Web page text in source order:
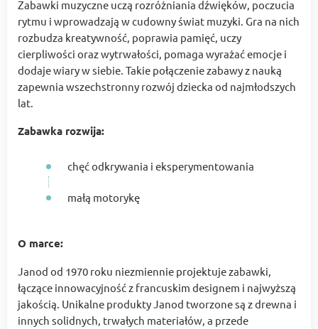
Zabawki muzyczne uczą rozróżniania dźwięków, poczucia
rytmu i wprowadzają w cudowny świat muzyki. Gra na nich
rozbudza kreatywność, poprawia pamięć, uczy
cierpliwości oraz wytrwałości, pomaga wyrażać emocje i
dodaje wiary w siebie. Takie połączenie zabawy z nauką
zapewnia wszechstronny rozwój dziecka od najmłodszych
lat.
Zabawka rozwija:
chęć odkrywania i eksperymentowania
małą motorykę
O marce:
Janod od 1970 roku niezmiennie projektuje zabawki,
łączące innowacyjność z francuskim designem i najwyższą
jakością. Unikalne produkty Janod tworzone są z drewna i
innych solidnych, trwałych materiałów, a przede